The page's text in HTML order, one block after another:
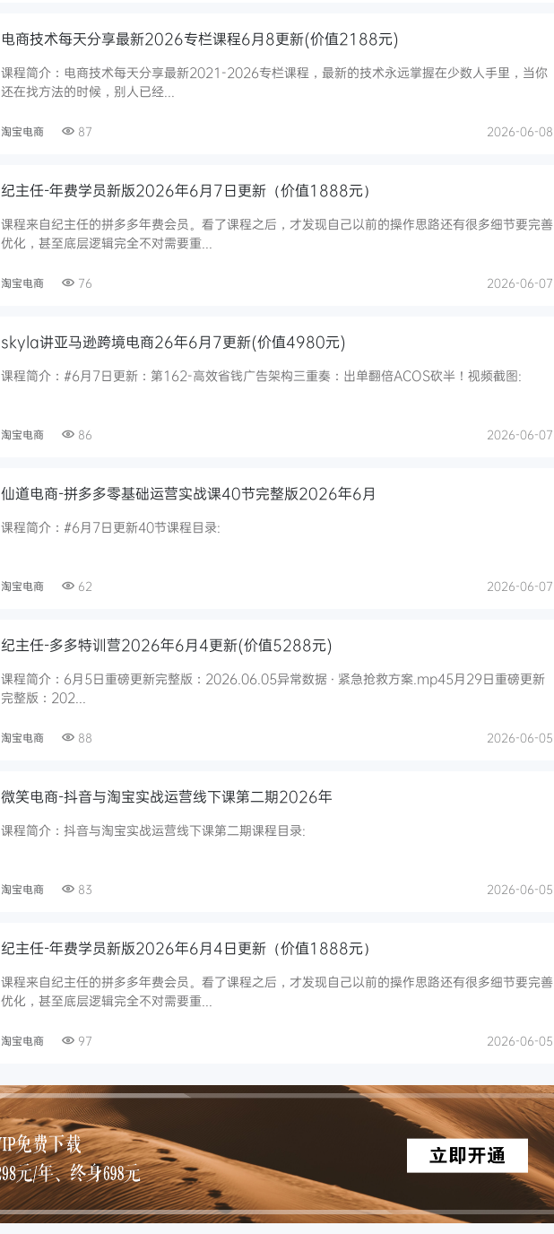
电商技术每天分享最新2026专栏课程6月8更新(价值2188元)
课程简介：电商技术每天分享最新2021-2026专栏课程，最新的技术永远掌握在少数人手里，当你
还在找方法的时候，别人已经...
淘宝电商 87 2026-06-08
纪主任-年费学员新版2026年6月7日更新（价值1888元）
课程来自纪主任的拼多多年费会员。看了课程之后，才发现自己以前的操作思路还有很多细节要完善
优化，甚至底层逻辑完全不对需要重...
淘宝电商 76 2026-06-07
skyla讲亚马逊跨境电商26年6月7更新(价值4980元)
课程简介：#6月7日更新：第162-高效省钱广告架构三重奏：出单翻倍ACOS砍半！视频截图:
淘宝电商 86 2026-06-07
仙道电商-拼多多零基础运营实战课40节完整版2026年6月
课程简介：#6月7日更新40节课程目录:
淘宝电商 62 2026-06-07
纪主任-多多特训营2026年6月4更新(价值5288元)
课程简介：6月5日重磅更新完整版：2026.06.05异常数据 · 紧急抢救方案.mp45月29日重磅更新
完整版：202...
淘宝电商 88 2026-06-05
微笑电商-抖音与淘宝实战运营线下课第二期2026年
课程简介：抖音与淘宝实战运营线下课第二期课程目录:
淘宝电商 83 2026-06-05
纪主任-年费学员新版2026年6月4日更新（价值1888元）
课程来自纪主任的拼多多年费会员。看了课程之后，才发现自己以前的操作思路还有很多细节要完善
优化，甚至底层逻辑完全不对需要重...
淘宝电商 97 2026-06-05